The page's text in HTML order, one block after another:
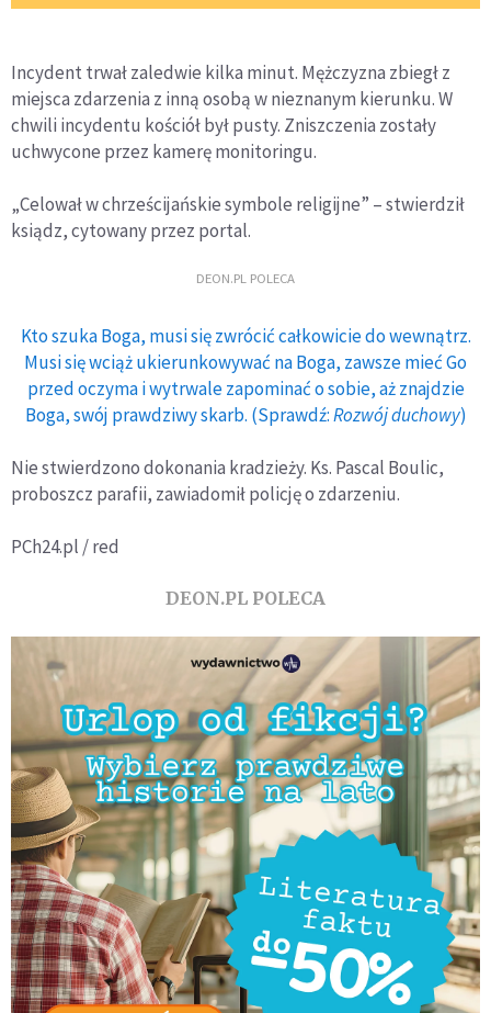
Incydent trwał zaledwie kilka minut. Mężczyzna zbiegł z
miejsca zdarzenia z inną osobą w nieznanym kierunku. W
chwili incydentu kościół był pusty. Zniszczenia zostały
uchwycone przez kamerę monitoringu.
„Celował w chrześcijańskie symbole religijne” – stwierdził
ksiądz, cytowany przez portal.
DEON.PL POLECA
Kto szuka Boga, musi się zwrócić całkowicie do wewnątrz.
Musi się wciąż ukierunkowywać na Boga, zawsze mieć Go
przed oczyma i wytrwale zapominać o sobie, aż znajdzie
Boga, swój prawdziwy skarb. (Sprawdź:Rozwój duchowy)
Nie stwierdzono dokonania kradzieży. Ks. Pascal Boulic,
proboszcz parafii, zawiadomił policję o zdarzeniu.
PCh24.pl / red
DEON.PL POLECA